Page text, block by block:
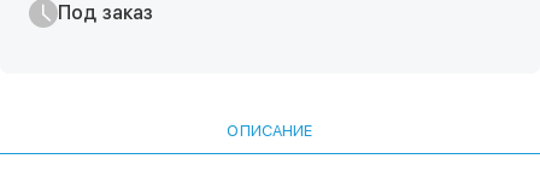
Под заказ
ОПИСАНИЕ